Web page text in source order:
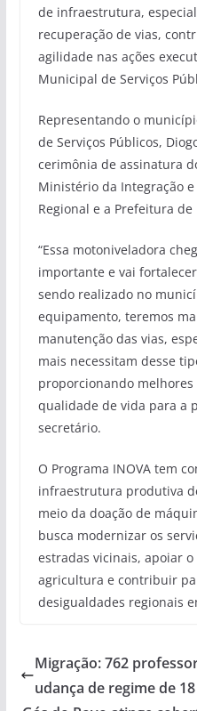
de infraestrutura,
recuperação de vias,
agilidade nas ações
Municipal de Serviços
Representando o
de Serviços Públicos,
cerimônia de assinatura
Ministério da Integração
Regional e a Prefeitura
“Essa motoniveladora
importante e vai
sendo realizado no
equipamento, teremos
manutenção das vias,
mais necessitam desse
proporcionando
qualidade de vida para a
secretário.
O Programa INOVA tem
infraestrutura produtiva
meio da doação de
busca modernizar os
estradas vicinais, apoiar
agricultura e contribuir
desigualdades regionais
Migração: 762
udança de regime de